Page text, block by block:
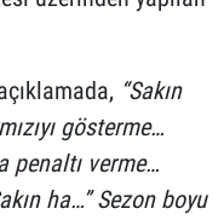
“Sakın
gösterme…
penaltı verme…
ha…” Sezon boyu